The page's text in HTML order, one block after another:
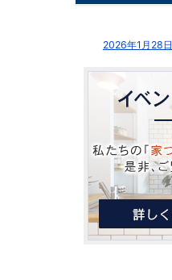
2026年1月28日